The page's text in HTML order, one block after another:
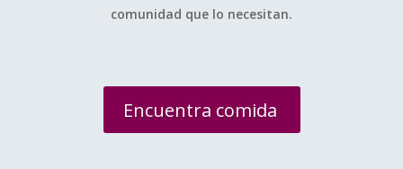
comunidad que lo necesitan.
Encuentra comida